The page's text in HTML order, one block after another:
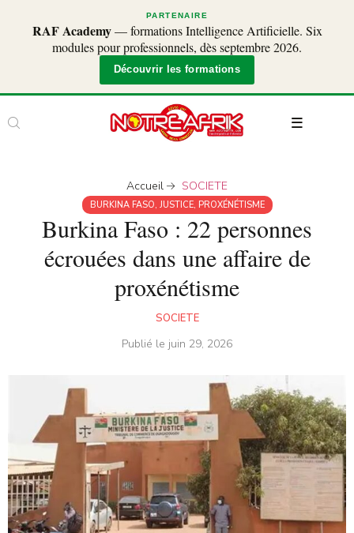
PARTENAIRE
RAF Academy— formations Intelligence Artificielle. Six
modules pour professionnels, dès septembre 2026.
Découvrir les formations
Accueil SOCIETE
BURKINA FASO, JUSTICE, PROXÉNÉTISME
Burkina Faso : 22 personnes
écrouées dans une affaire de
proxénétisme
SOCIETE
Publié le juin 29, 2026